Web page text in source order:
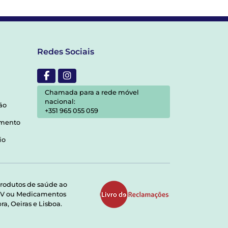
Redes Sociais
Chamada para a rede móvel
nacional:
+351 965 055 059
de saúde ao
ou Medicamentos
Oeiras e Lisboa.